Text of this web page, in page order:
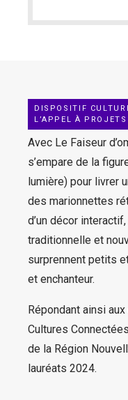
DISPOSITIF
L’APPEL À
Avec Le Faiseur
s’empare de la
lumière) pour livrer
des marionnettes
d’un décor
traditionnelle et
surprennent petits
et enchanteur.
Répondant ainsi
Cultures
de la Région
lauréats 2024.